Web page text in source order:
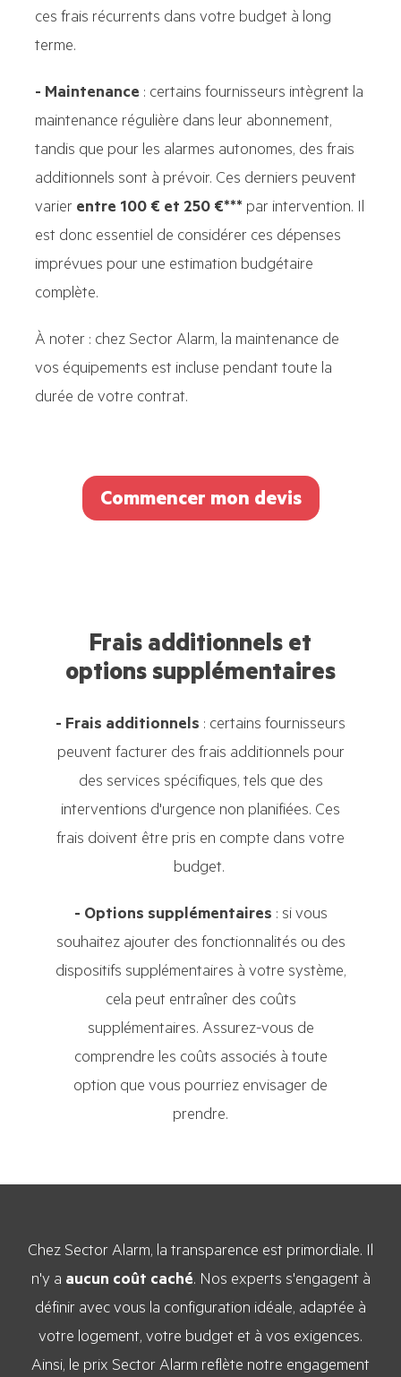
ces frais récurrents dans votre budget à long
terme.
- Maintenance : certains fournisseurs intègrent la
maintenance régulière dans leur abonnement,
tandis que pour les alarmes autonomes, des frais
additionnels sont à prévoir. Ces derniers peuvent
varier entre 100 € et 250 €*** par intervention. Il
est donc essentiel de considérer ces dépenses
imprévues pour une estimation budgétaire
complète.
À noter : chez Sector Alarm, la maintenance de
vos équipements est incluse pendant toute la
durée de votre contrat.
Commencer mon devis
Frais additionnels et
options supplémentaires
- Frais additionnels : certains fournisseurs
peuvent facturer des frais additionnels pour
des services spécifiques, tels que des
interventions d'urgence non planifiées. Ces
frais doivent être pris en compte dans votre
budget.
- Options supplémentaires : si vous
souhaitez ajouter des fonctionnalités ou des
dispositifs supplémentaires à votre système,
cela peut entraîner des coûts
supplémentaires. Assurez-vous de
comprendre les coûts associés à toute
option que vous pourriez envisager de
prendre.
Chez Sector Alarm, la transparence est primordiale. Il
n'y a aucun coût caché. Nos experts s'engagent à
définir avec vous la configuration idéale, adaptée à
votre logement, votre budget et à vos exigences.
Ainsi, le prix Sector Alarm reflète notre engagement